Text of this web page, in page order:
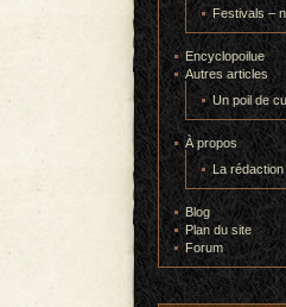
Festivals –
Encyclopoilue
Autres articles
Un poil de
À propos
La rédaction
Blog
Plan du site
Forum